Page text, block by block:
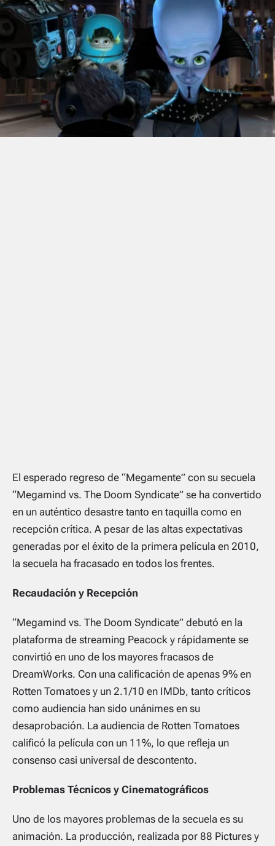
El esperado regreso de “Megamente” con su secuela
“Megamind vs. The Doom Syndicate” se ha convertido
en un auténtico desastre tanto en taquilla como en
recepción crítica. A pesar de las altas expectativas
generadas por el éxito de la primera película en 2010,
la secuela ha fracasado en todos los frentes.
Recaudación y Recepción
“Megamind vs. The Doom Syndicate” debutó en la
plataforma de streaming Peacock y rápidamente se
convirtió en uno de los mayores fracasos de
DreamWorks. Con una calificación de apenas 9% en
Rotten Tomatoes y un 2.1/10 en IMDb, tanto críticos
como audiencia han sido unánimes en su
desaprobación. La audiencia de Rotten Tomatoes
calificó la película con un 11%, lo que refleja un
consenso casi universal de descontento.
Problemas Técnicos y Cinematográficos
Uno de los mayores problemas de la secuela es su
animación. La producción, realizada por 88 Pictures y